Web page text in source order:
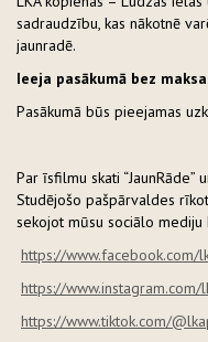
sadraudzību, kas nākotnē
jaunradē.
Ieeja pasākumā bez
Pasākumā būs pieejamas
Par īsfilmu skati “JaunRāde”
Studējošo pašpārvaldes
sekojot mūsu sociālo mediju
https://www.facebook.com/
https://www.instagram.com/
https://www.tiktok.com/